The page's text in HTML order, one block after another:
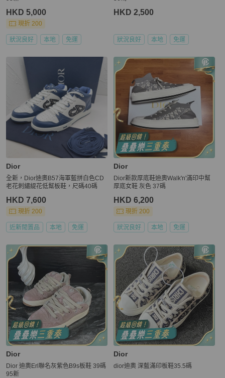
HKD 5,000
現折 200
狀況良好 本地 免運
HKD 2,500
狀況良好 本地 免運
Dior
全新，Dior迪奧B57海軍藍拼白色CD
老花刺繡緹花低幫板鞋，尺碼40碼
HKD 7,600
現折 200
近新閒置品 本地 免運
Dior
Dior新款厚底鞋迪奧Walk'n'滿印中幫
厚底女鞋 灰色 37碼
HKD 6,200
現折 200
狀況良好 本地 免運
Dior
Dior 迪奧Erl聯名灰紫色B9s板鞋 39碼
95新
Dior
dior迪奧 深藍滿印板鞋35.5碼